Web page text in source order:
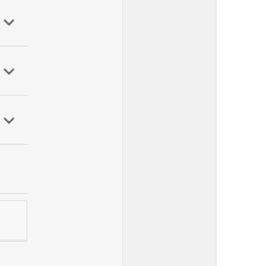
untermenü
untermenü
untermenü